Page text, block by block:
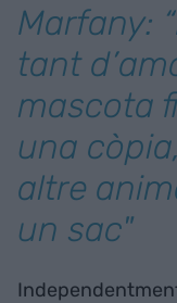
Marfany:
tant
mascota
una
altre
un sac"